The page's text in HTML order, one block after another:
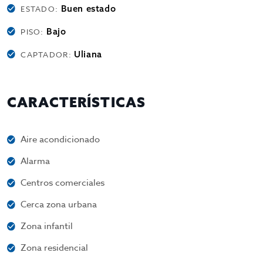
ESTADO: Buen estado
PISO: Bajo
CAPTADOR: Uliana
CARACTERÍSTICAS
Aire acondicionado
Alarma
Centros comerciales
Cerca zona urbana
Zona infantil
Zona residencial